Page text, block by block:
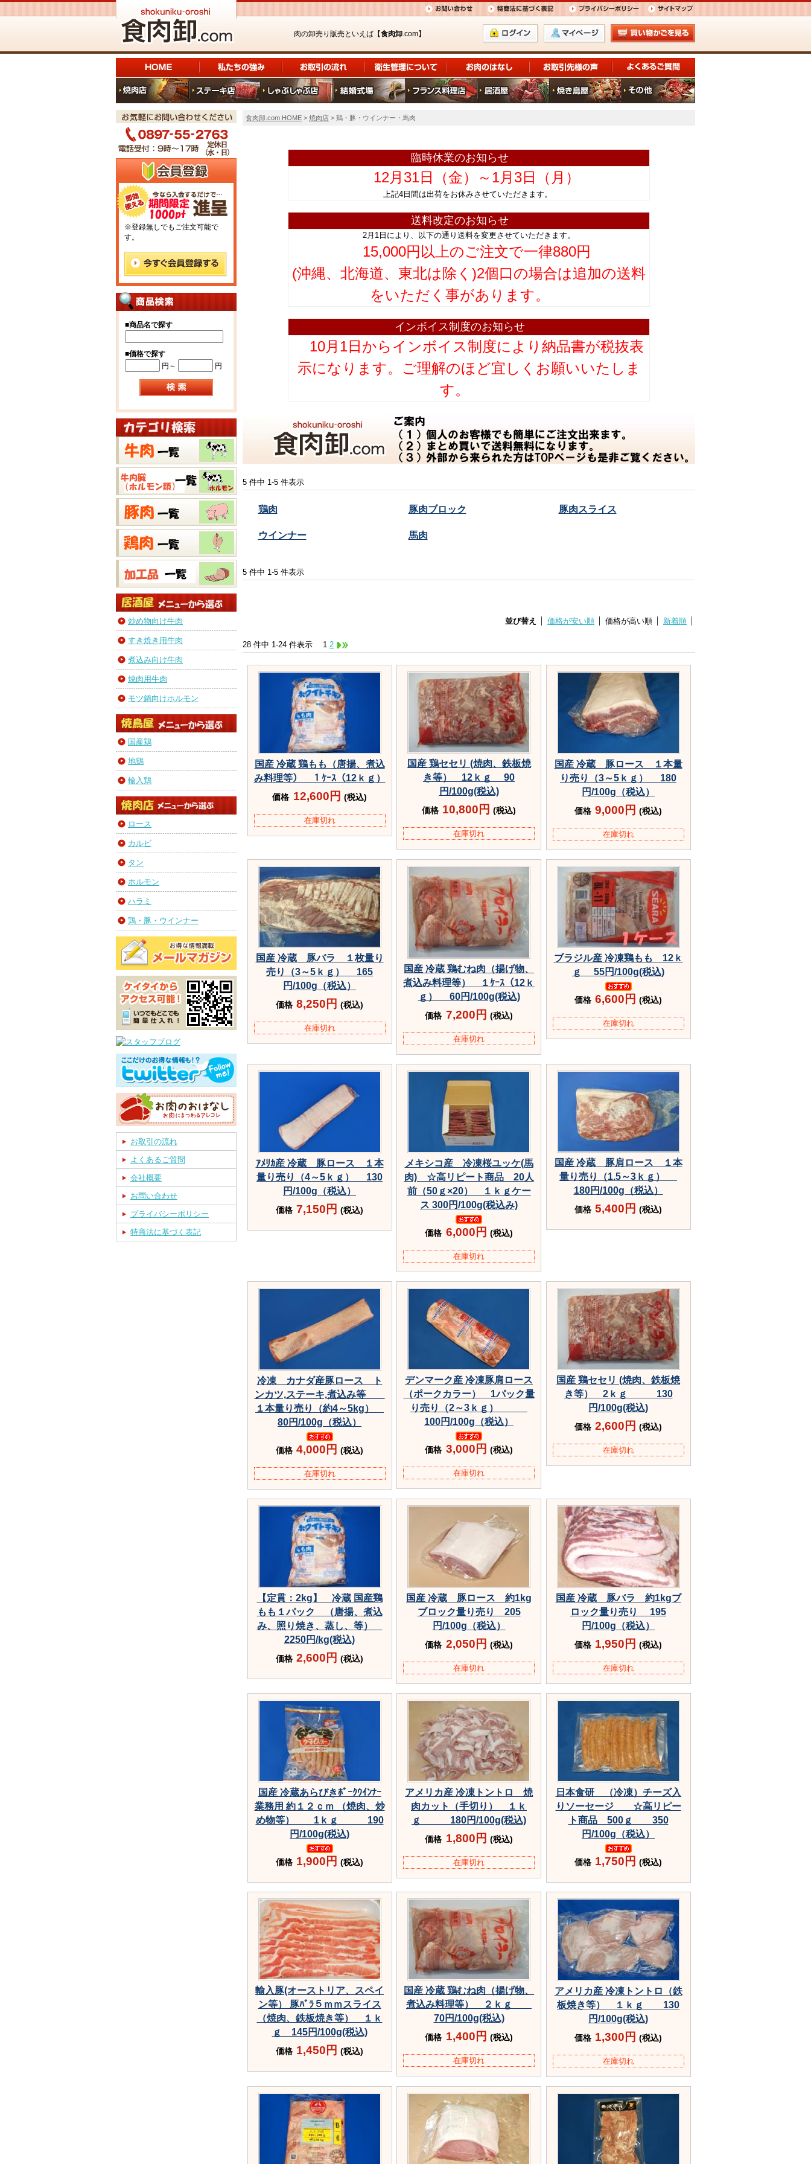
肉の卸売り販売といえば【食肉卸.com】
※登録無しでもご注文可能で
す。
■商品名で探す
■価格で探す
円～
円
炒め物向け牛肉
すき焼き用牛肉
煮込み向け牛肉
焼肉用牛肉
モツ鍋向けホルモン
国産鶏
地鶏
輸入鶏
ロース
カルビ
タン
ホルモン
ハラミ
鶏・豚・ウインナー
お取引の流れ
よくあるご質問
会社概要
お問い合わせ
プライバシーポリシー
特商法に基づく表記
食肉卸.com HOME > 焼肉店 > 鶏・豚・ウインナー・馬肉
臨時休業のお知らせ
12月31日（金）～1月3日（月）
上記4日間は出荷をお休みさせていただきます。
送料改定のお知らせ
2月1日により、以下の通り送料を変更させていただきます。
15,000円以上のご注文で一律880円
(沖縄、北海道、東北は除く)2個口の場合は追加の送料
をいただく事があります。
インボイス制度のお知らせ
10月1日からインボイス制度により納品書が税抜表
示になります。ご理解のほど宜しくお願いいたしま
す。
5 件中 1-5 件表示
鶏肉 豚肉ブロック 豚肉スライス
ウインナー 馬肉
5 件中 1-5 件表示
並び替え 価格が安い順 価格が高い順 新着順
28 件中 1-24 件表示 1 2
国産 冷蔵 鶏もも（唐揚、煮込
み料理等） １ｹｰｽ（12ｋｇ）
価格 12,600円 (税込)
在庫切れ
国産 鶏セセリ (焼肉、鉄板焼
き等） 12ｋｇ 90
円/100g(税込)
価格 10,800円 (税込)
在庫切れ
国産 冷蔵 豚ロース １本量
り売り（3～5ｋｇ） 180
円/100g（税込）
価格 9,000円 (税込)
在庫切れ
国産 冷蔵 豚バラ １枚量り
売り（3～5ｋｇ） 165
円/100g（税込）
価格 8,250円 (税込)
在庫切れ
国産 冷蔵 鶏むね肉（揚げ物、
煮込み料理等） １ｹｰｽ（12ｋ
ｇ） 60円/100g(税込)
価格 7,200円 (税込)
在庫切れ
ブラジル産 冷凍鶏もも 12ｋ
ｇ 55円/100g(税込)
価格 6,600円 (税込)
在庫切れ
ｱﾒﾘｶ産 冷蔵 豚ロース １本
量り売り（4～5ｋｇ） 130
円/100g（税込）
価格 7,150円 (税込)
メキシコ産 冷凍桜ユッケ(馬
肉) ☆高リピート商品 20人
前（50ｇ×20） １ｋｇケー
ス 300円/100g(税込み)
価格 6,000円 (税込)
在庫切れ
国産 冷蔵 豚肩ロース １本
量り売り（1.5～3ｋｇ）
180円/100g（税込）
価格 5,400円 (税込)
冷凍 カナダ産豚ロース ト
ンカツ,ステーキ,煮込み等
１本量り売り（約4～5kg）
80円/100g（税込）
価格 4,000円 (税込)
在庫切れ
デンマーク産 冷凍豚肩ロース
（ポークカラー） 1パック量
り売り（2～3ｋｇ）
100円/100g（税込）
価格 3,000円 (税込)
在庫切れ
国産 鶏セセリ (焼肉、鉄板焼
き等） 2ｋｇ 130
円/100g(税込)
価格 2,600円 (税込)
在庫切れ
【定貫：2kg】 冷蔵 国産鶏
もも１パック （唐揚、煮込
み、照り焼き、蒸し、等）
2250円/kg(税込)
価格 2,600円 (税込)
国産 冷蔵 豚ロース 約1kg
ブロック量り売り 205
円/100g（税込）
価格 2,050円 (税込)
在庫切れ
国産 冷蔵 豚バラ 約1kgブ
ロック量り売り 195
円/100g（税込）
価格 1,950円 (税込)
在庫切れ
国産 冷蔵あらびきﾎﾟｰｸｳｲﾝﾅｰ
業務用 約１２ｃｍ （焼肉、炒
め物等） 1ｋｇ 190
円/100g(税込)
価格 1,900円 (税込)
アメリカ産 冷凍トントロ 焼
肉カット（手切り） １ｋ
ｇ 180円/100g(税込)
価格 1,800円 (税込)
在庫切れ
日本食研 （冷凍）チーズ入
りソーセージ ☆高リピー
ト商品 500ｇ 350
円/100g（税込）
価格 1,750円 (税込)
輸入豚(オーストリア、スペイ
ン等） 豚ﾊﾞﾗ５ｍｍスライス
（焼肉、鉄板焼き等） １ｋ
ｇ 145円/100g(税込)
価格 1,450円 (税込)
国産 冷蔵 鶏むね肉（揚げ物、
煮込み料理等） ２ｋｇ
70円/100g(税込)
価格 1,400円 (税込)
在庫切れ
アメリカ産 冷凍トントロ（鉄
板焼き等） １ｋｇ 130
円/100g(税込)
価格 1,300円 (税込)
在庫切れ